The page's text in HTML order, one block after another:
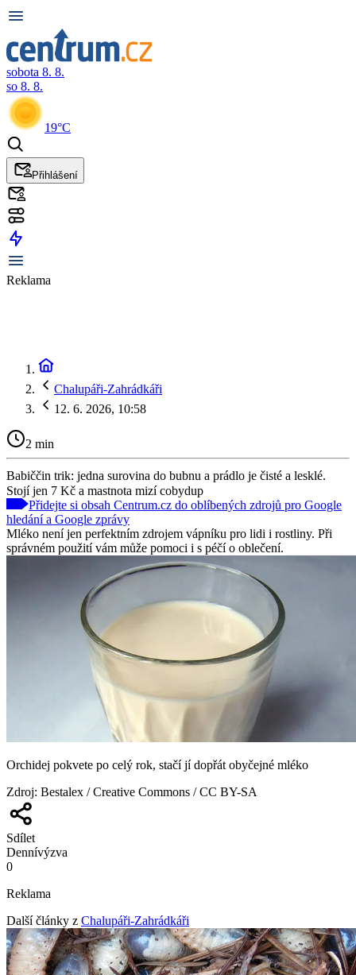
sobota 8. 8.
so 8. 8.
19°C
Přihlášení
Reklama
Chalupáři-Zahrádkáři
12. 6. 2026, 10:58
2 min
Babiččin trik: jedna surovina do bubnu a prádlo je čisté a lesklé.
Stojí jen 7 Kč a mastnota mizí cobydup
Přidejte si obsah Centrum.cz do oblíbených zdrojů pro Google
hledání a Google zprávy
Mléko není jen perfektním zdrojem vápníku pro lidi i rostliny. Při
správném použití vám může pomoci i s péčí o oblečení.
Orchidej pokvete po celý rok, stačí jí dopřát obyčejné mléko
Zdroj: Bestalex / Creative Commons / CC BY-SA
Sdílet
Dennívýzva
0
Reklama
Další články z Chalupáři-Zahrádkáři